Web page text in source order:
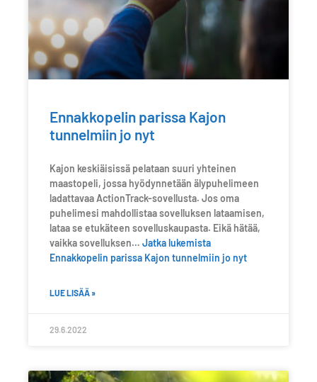
Ennakkopelin parissa Kajon
tunnelmiin jo nyt
Kajon keskiäisissä pelataan suuri yhteinen
maastopeli, jossa hyödynnetään älypuhelimeen
ladattavaa ActionTrack-sovellusta. Jos oma
puhelimesi mahdollistaa sovelluksen lataamisen,
lataa se etukäteen sovelluskaupasta. Eikä hätää,
vaikka sovelluksen… Jatka lukemista
Ennakkopelin parissa Kajon tunnelmiin jo nyt
LUE LISÄÄ »
29.6.2022